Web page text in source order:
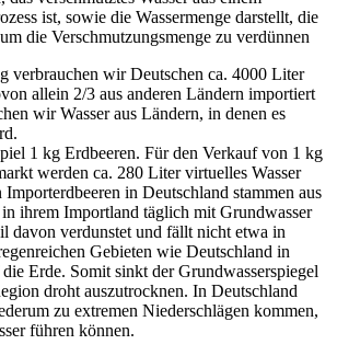
ist, sowie die Wassermenge darstellt, die
die Verschmutzungsmenge zu verdünnen
verbrauchen wir Deutschen ca. 4000 Liter
allein 2/3 aus anderen Ländern importiert
wir Wasser aus Ländern, in denen es
1 kg Erdbeeren. Für den Verkauf von 1 kg
werden ca. 280 Liter virtuelles Wasser
in Deutschland stammen aus
ihrem Importland täglich mit Grundwasser
davon verdunstet und fällt nicht etwa in
Gebieten wie Deutschland in
Erde. Somit sinkt der Grundwasserspiegel
droht auszutrocknen. In Deutschland
zu extremen Niederschlägen kommen,
führen können.